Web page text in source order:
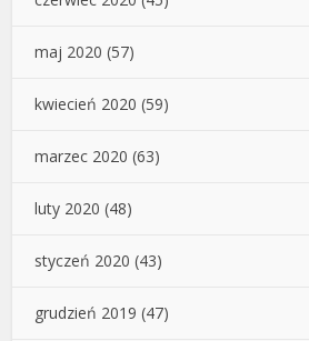
maj 2020 (57)
kwiecień 2020 (59)
marzec 2020 (63)
luty 2020 (48)
styczeń 2020 (43)
grudzień 2019 (47)